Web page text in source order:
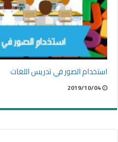
استخدام الصور في تدريس اللغات
2019/10/04